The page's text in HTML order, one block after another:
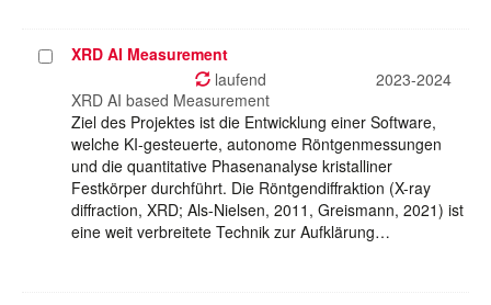
ProjektXRD AI Measurement
laufend
2023-2024
XRD AI based Measurement
Ziel des Projektes ist die Entwicklung einer Software,
welche KI-gesteuerte, autonome Röntgenmessungen
und die quantitative Phasenanalyse kristalliner
Festkörper durchführt. Die Röntgendiffraktion (X-ray
diffraction, XRD; Als-Nielsen, 2011, Greismann, 2021) ist
eine weit verbreitete Technik zur Aufklärung…